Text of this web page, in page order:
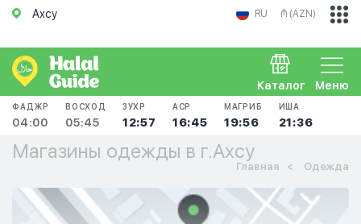
Ахсу RU ₼ (AZN)
Меню
Каталог
ФАДЖР
04:00
ВОСХОД
05:45
ЗУХР
12:57
АСР
16:45
МАГРИБ
19:56
ИША
21:36
Магазины одежды в г.Ахсу
Главная Одежда